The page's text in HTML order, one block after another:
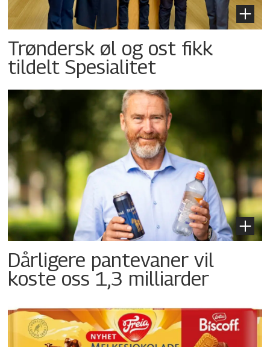
Trøndersk øl og ost fikk
tildelt Spesialitet
Dårligere pantevaner vil
koste oss 1,3 milliarder